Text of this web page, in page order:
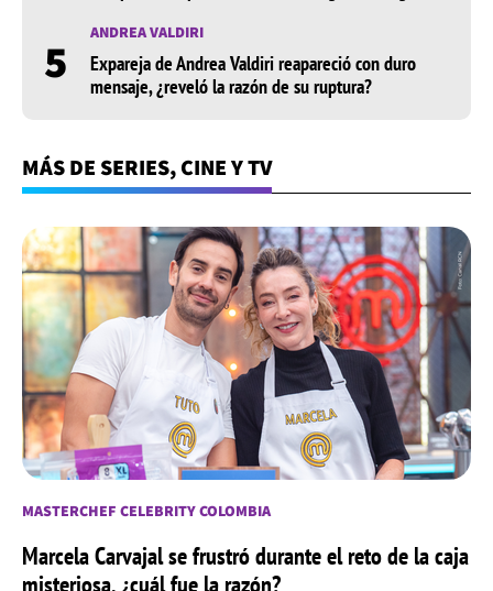
5 ANDREA VALDIRI
Expareja de Andrea Valdiri reapareció con duro
mensaje, ¿reveló la razón de su ruptura?
MÁS DE SERIES, CINE Y TV
MASTERCHEF CELEBRITY COLOMBIA
Marcela Carvajal se frustró durante el reto de la caja
misteriosa, ¿cuál fue la razón?